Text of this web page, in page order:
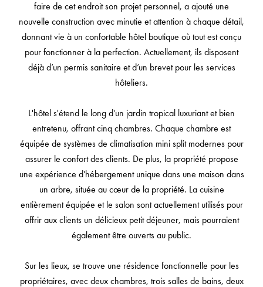
faire de cet endroit son projet personnel, a ajouté une
nouvelle construction avec minutie et attention à chaque détail,
donnant vie à un confortable hôtel boutique où tout est conçu
pour fonctionner à la perfection. Actuellement, ils disposent
déjà d’un permis sanitaire et d’un brevet pour les services
hôteliers.
L'hôtel s'étend le long d'un jardin tropical luxuriant et bien
entretenu, offrant cinq chambres. Chaque chambre est
équipée de systèmes de climatisation mini split modernes pour
assurer le confort des clients. De plus, la propriété propose
une expérience d'hébergement unique dans une maison dans
un arbre, située au cœur de la propriété. La cuisine
entièrement équipée et le salon sont actuellement utilisés pour
offrir aux clients un délicieux petit déjeuner, mais pourraient
également être ouverts au public.
Sur les lieux, se trouve une résidence fonctionnelle pour les
propriétaires, avec deux chambres, trois salles de bains, deux